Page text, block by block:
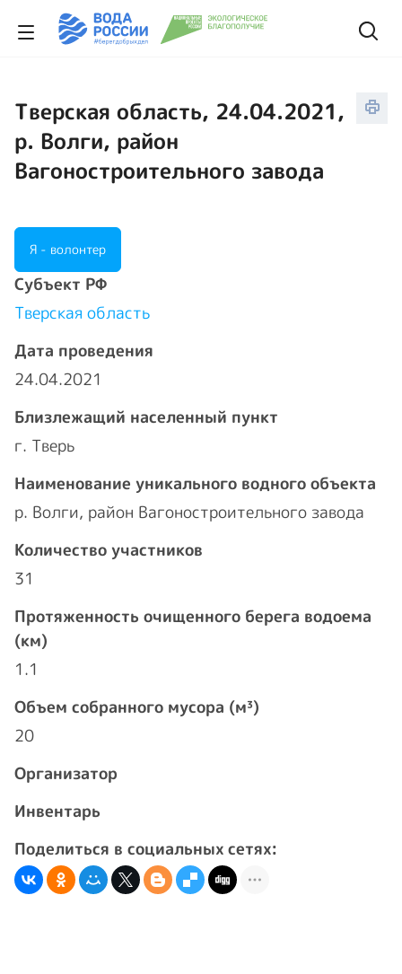
Тверская область, 24.04.2021,
р. Волги, район
Вагоностроительного завода
Я - волонтер
Cубъект РФ
Тверская область
Дата проведения
24.04.2021
Близлежащий населенный пункт
г. Тверь
Наименование уникального водного объекта
р. Волги, район Вагоностроительного завода
Количество участников
31
Протяженность очищенного берега водоема
(км)
1.1
Объем собранного мусора (м³)
20
Организатор
Инвентарь
Поделиться в социальных сетях: